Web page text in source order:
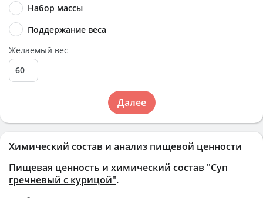
Химический состав и анализ пищевой ценности
Пищевая ценность и химический состав "Суп
гречневый с курицой".
Набор массы
Поддержание веса
Желаемый вес
Далее